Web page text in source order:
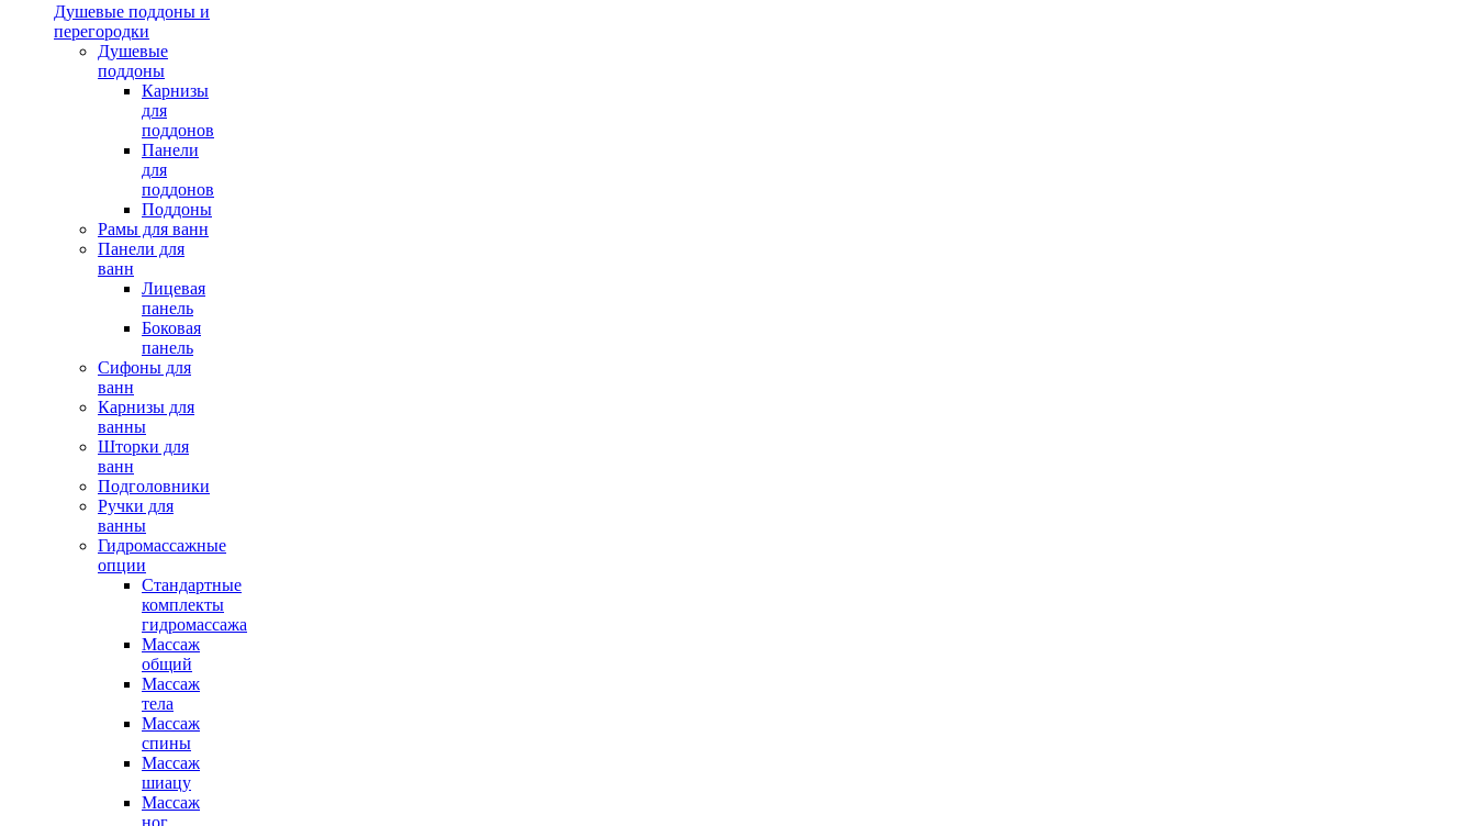
Душевые поддоны и
перегородки
Душевые
поддоны
Карнизы
для
поддонов
Панели
для
поддонов
Поддоны
Рамы для ванн
Панели для
ванн
Лицевая
панель
Боковая
панель
Сифоны для
ванн
Карнизы для
ванны
Шторки для
ванн
Подголовники
Ручки для
ванны
Гидромассажные
опции
Стандартные
комплекты
гидромассажа
Массаж
общий
Массаж
тела
Массаж
спины
Массаж
шиацу
Массаж
ног